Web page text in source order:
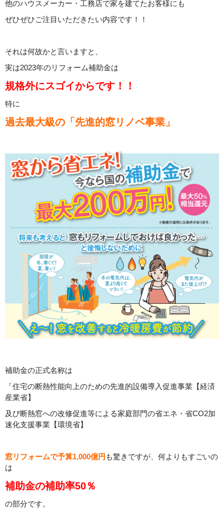
他のハウスメーカー・工務店で家を建てたお客様にも
ぜひぜひご注目いただきたい内容です！！
それは何故かと言いますと、
実は2023年のリフォーム補助金は
規格外にスゴイからです！！
特に
過去最大級の「先進的窓リノベ事業」
補助金の正式名称は
「住宅の断熱性能向上のための先進的設備導入促進事業【経済
産業省】
及び断熱窓への改修促進等による家庭部門の省エネ・省CO2加
速化支援事業【環境省】
窓リフォームで予算1,000億円 も驚きですが、何よりもすごいの
は
補助金の補助率50％
の部分です。